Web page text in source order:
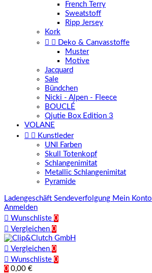
French Terry
Sweatstoff
Ripp Jersey
Kork
  Deko & Canvasstoffe
Muster
Motive
Jacquard
Sale
Bündchen
Nicki - Alpen - Fleece
BOUCLÉ
Qjutie Box Edition 3
VOLANE
  Kunstleder
UNI Farben
Skull Totenkopf
Schlangenimitat
Metallic Schlangenimitat
Pyramide
Ladengeschäft Sendeverfolgung Mein Konto
Anmelden
 Wunschliste 0
 Vergleichen 0
 Vergleichen 0
 Wunschliste 0
0 0,00 €